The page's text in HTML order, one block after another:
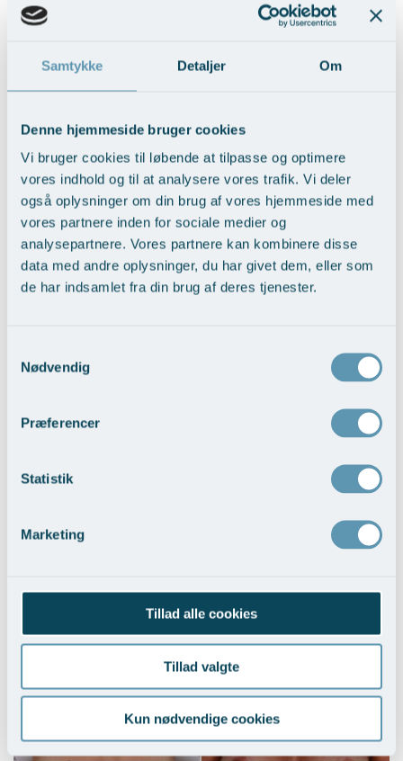
Samtykke Detaljer Om
Denne hjemmeside bruger cookies
Vi bruger cookies til løbende at tilpasse og optimere
vores indhold og til at analysere vores trafik. Vi deler
også oplysninger om din brug af vores hjemmeside med
vores partnere inden for sociale medier og
analysepartnere. Vores partnere kan kombinere disse
data med andre oplysninger, du har givet dem, eller som
de har indsamlet fra din brug af deres tjenester.
Nødvendig
Præferencer
Statistik
Marketing
Tillad alle cookies
Tillad valgte
Kun nødvendige cookies
BFO med fedttransplantation
Vis behandlingseksempler>
Brystløft
Brystløft og BFO med implantater
Vis behandlingseksempler>